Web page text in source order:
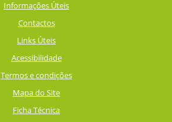
Informações Úteis
Contactos
Links Úteis
Acessibilidade
Termos e condições
Mapa do Site
Ficha Técnica